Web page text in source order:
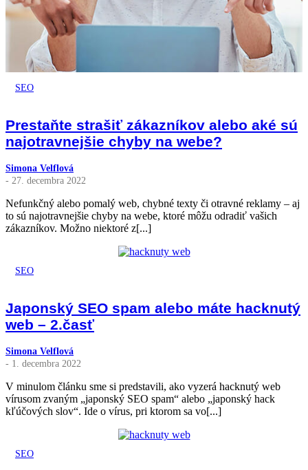
SEO
Prestaňte strašiť zákazníkov alebo aké sú
najotravnejšie chyby na webe?
Simona Velflová
- 27. decembra 2022
Nefunkčný alebo pomalý web, chybné texty či otravné reklamy – aj
to sú najotravnejšie chyby na webe, ktoré môžu odradiť vašich
zákazníkov. Možno niektoré z[...]
SEO
Japonský SEO spam alebo máte hacknutý
web – 2.časť
Simona Velflová
- 1. decembra 2022
V minulom článku sme si predstavili, ako vyzerá hacknutý web
vírusom zvaným „japonský SEO spam“ alebo „japonský hack
kľúčových slov“. Ide o vírus, pri ktorom sa vo[...]
SEO